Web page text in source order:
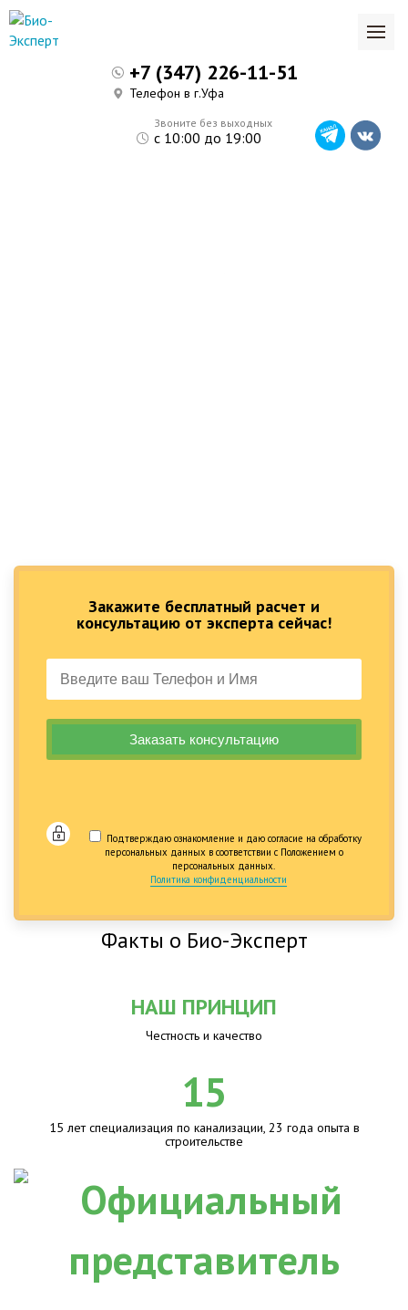
Закажите бесплатный расчет и
консультацию от эксперта сейчас!
Подтверждаю ознакомление и даю согласие на обработку
персональных данных в соответствии с Положением о
персональных данных.
Политика конфиденциальности
Звоните без выходных
с 10:00 до 19:00
+7 (347) 226-11-51
Телефон в г.Уфа
Факты о Био-Эксперт
НАШ ПРИНЦИП
Честность и качество
15
15 лет специализация по канализации, 23 года опыта в
строительстве